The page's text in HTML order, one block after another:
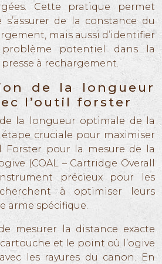
Cette pratique permet
de la constance du
mais aussi d’identifier
potentiel dans la
à rechargement.
de la longueur
l’outil forster
la longueur optimale de la
cruciale pour maximiser
Forster pour la mesure de la
(COAL – Cartridge Overall
précieux pour les
à optimiser leurs
arme spécifique.
mesurer la distance exacte
et le point où l’ogive
les rayures du canon. En